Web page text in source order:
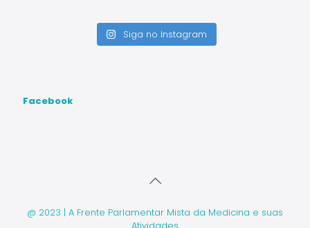
Siga no Instagram
Facebook
@ 2023 | A Frente Parlamentar Mista da Medicina e suas